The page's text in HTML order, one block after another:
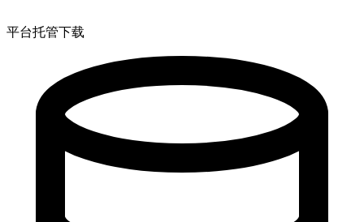
平台托管下载